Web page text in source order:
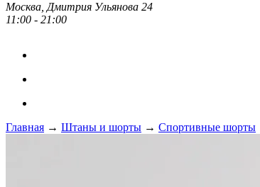
Москва, Дмитрия Ульянова 24
11:00 - 21:00
Главная → Штаны и шорты → Спортивные шорты